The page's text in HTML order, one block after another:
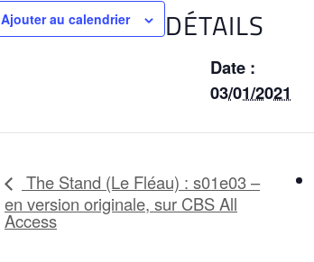
Ajouter au calendrier DÉTAILS
Date :
03/01/2021
The Stand (Le Fléau) : s01e03 –
en version originale, sur CBS All
Access